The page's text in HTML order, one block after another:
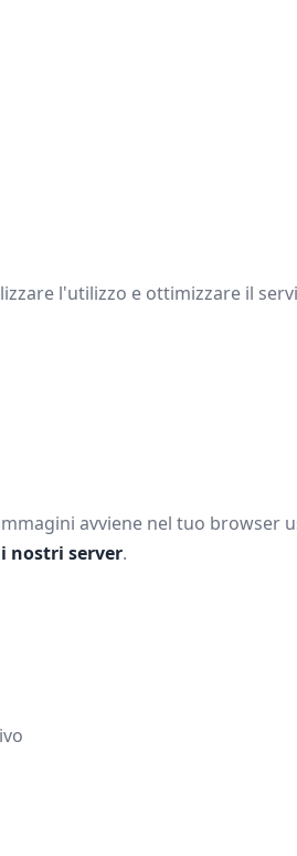
l'utilizzo e ottimizzare il
avviene nel tuo browser
nostri server.